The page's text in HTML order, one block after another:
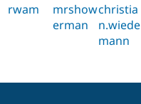
rwam
mrshow
erman
christia
n.wiede
mann